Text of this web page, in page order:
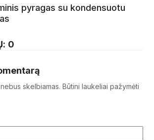
pyragas su kondensuotu
0
skelbiamas. Būtini laukeliai pažymėti